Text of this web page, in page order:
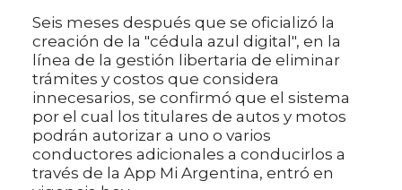
Seis meses después que se oficializó la
creación de la "cédula azul digital", en la
línea de la gestión libertaria de eliminar
trámites y costos que considera
innecesarios, se confirmó que el sistema
por el cual los titulares de autos y motos
podrán autorizar a uno o varios
conductores adicionales a conducirlos a
través de la App Mi Argentina, entró en